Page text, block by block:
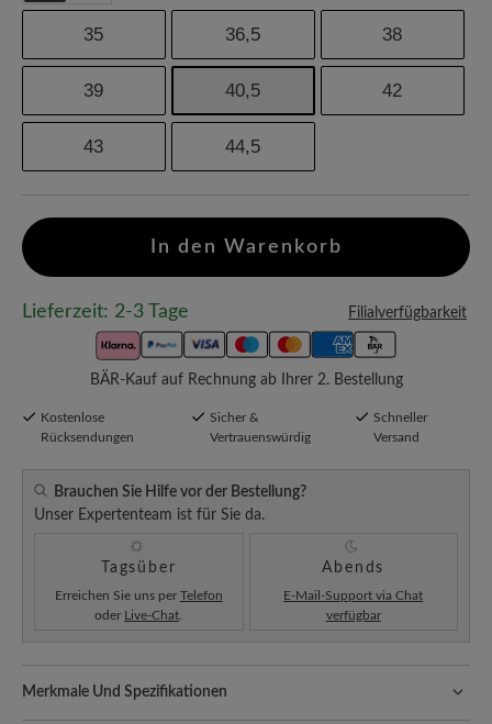
35 36,5 38
39 40,5 42
43 44,5
In den Warenkorb
Lieferzeit: 2-3 Tage Filialverfügbarkeit
BÄR-Kauf auf Rechnung ab Ihrer 2. Bestellung
Kostenlose
Rücksendungen
Sicher &
Vertrauenswürdig
Schneller
Versand
Brauchen Sie Hilfe vor der Bestellung?
Unser Expertenteam ist für Sie da.
Tagsüber
Erreichen Sie uns per Telefon
oder Live-Chat
Abends
E-Mail-Support via Chat
verfügbar
Merkmale Und Spezifikationen